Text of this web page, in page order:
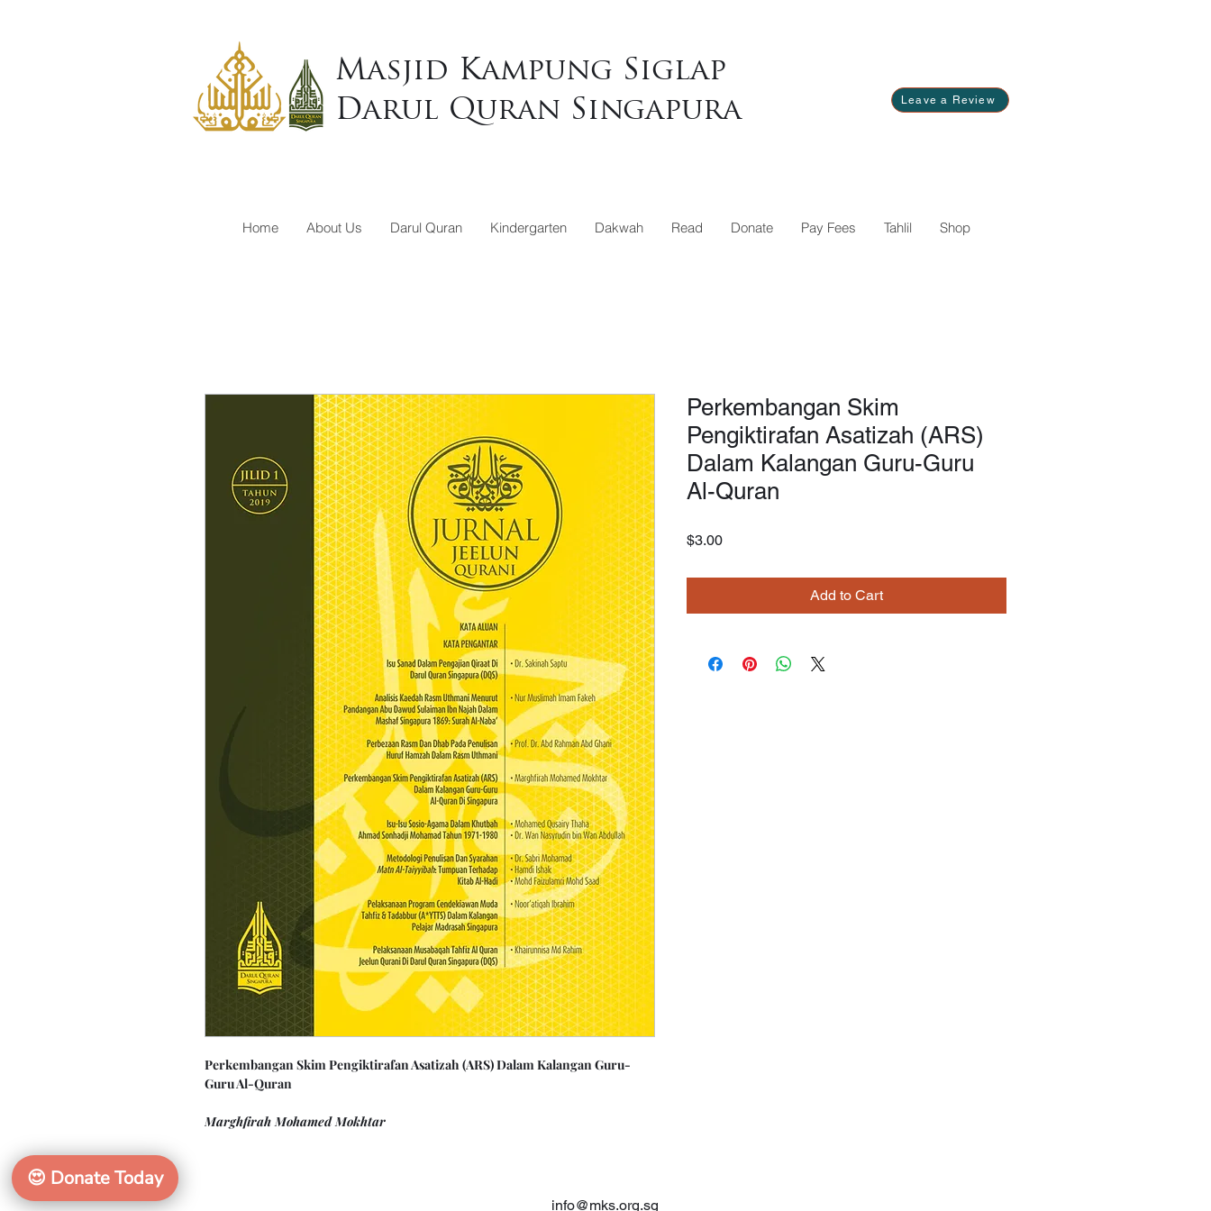
Masjid Kampung Siglap
Darul Quran Singapura
Leave a Review
Home About Us Darul Quran Kindergarten Dakwah Read Donate Pay Fees Tahlil Shop
Perkembangan Skim Pengiktirafan Asatizah (ARS) Dalam Kalangan Guru-
Guru Al-Quran
Marghfirah Mohamed Mokhtar
Perkembangan Skim
Pengiktirafan Asatizah (ARS)
Dalam Kalangan Guru-Guru
Al-Quran
$3.00Price
Add to Cart
info@mks.org.sg
😍 Donate Today